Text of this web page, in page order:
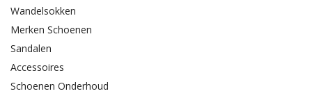
Wandelsokken
Merken Schoenen
Sandalen
Accessoires
Schoenen Onderhoud